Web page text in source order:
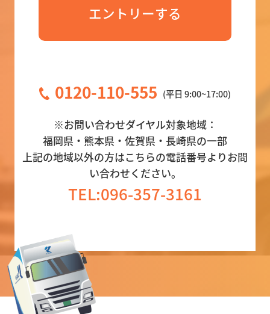
エントリーする
0120-110-555 (平日 9:00~17:00)
※お問い合わせダイヤル対象地域：
福岡県・熊本県・佐賀県・長崎県の一部
上記の地域以外の方はこちらの電話番号よりお問
い合わせください。
TEL:096-357-3161